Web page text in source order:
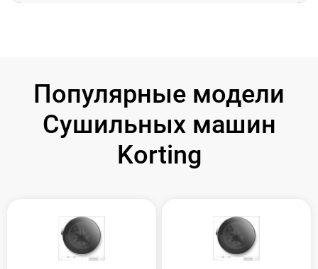
Популярные модели
Сушильных машин
Korting